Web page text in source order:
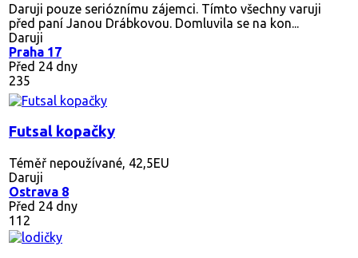
Daruji pouze serióznímu zájemci. Tímto všechny varuji
před paní Janou Drábkovou. Domluvila se na kon...
Daruji
Praha 17
Před 24 dny
235
Futsal kopačky
Téměř nepoužívané, 42,5EU
Daruji
Ostrava 8
Před 24 dny
112